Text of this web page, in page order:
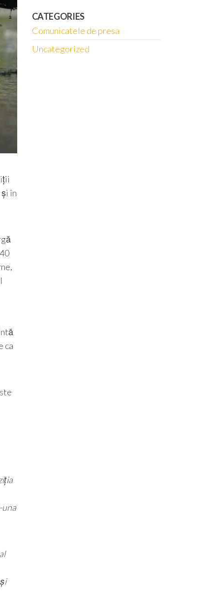
în
ca
una
CATEGORIES
Comunicatele de presa
Uncategorized